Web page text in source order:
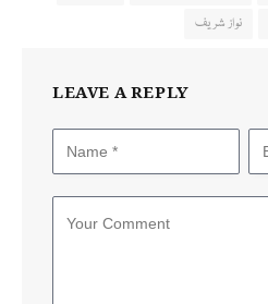
نواز شریف
LEAVE A REPLY